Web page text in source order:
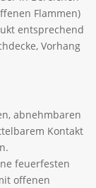
Flammen)
entsprechend
Vorhang
abnehmbaren
Kontakt
feuerfesten
offenen